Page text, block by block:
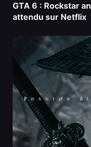
GTA 6 : Rockstar
attendu sur Netflix